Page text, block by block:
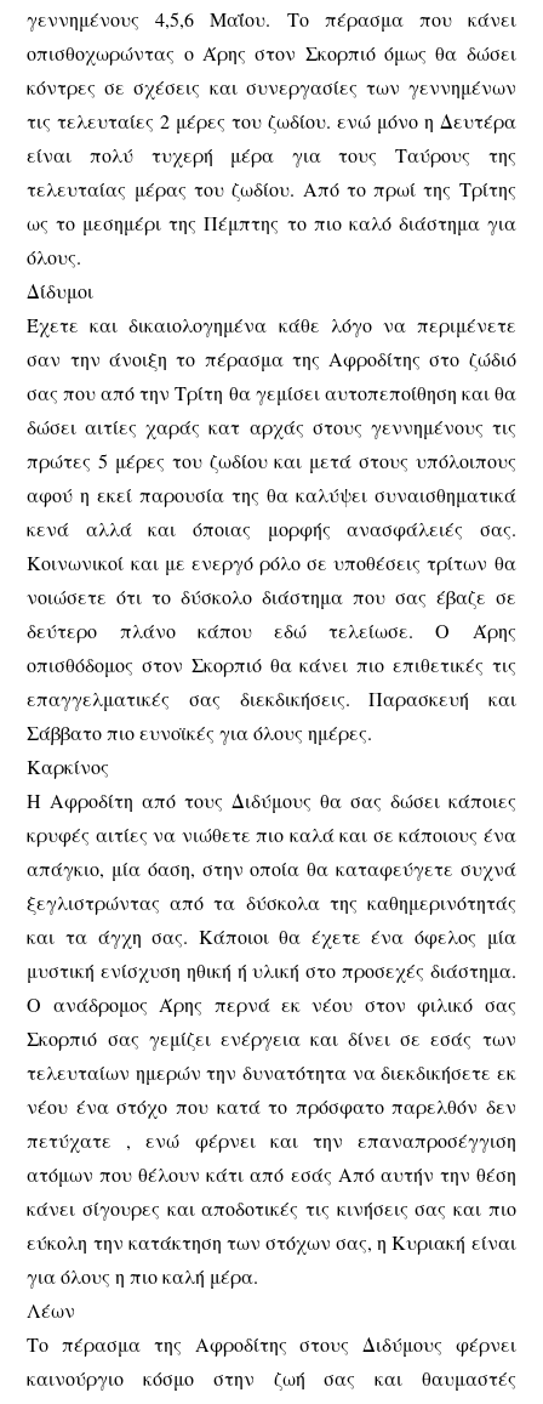
γεννημένους 4,5,6 Μαΐου. Το πέρασμα που κάνει
οπισθοχωρώντας ο Άρης στον Σκορπιό όμως θα δώσει
κόντρες σε σχέσεις και συνεργασίες των γεννημένων
τις τελευταίες 2 μέρες του ζωδίου. ενώ μόνο η Δευτέρα
είναι πολύ τυχερή μέρα για τους Ταύρους της
τελευταίας μέρας του ζωδίου. Από το πρωί της Τρίτης
ως το μεσημέρι της Πέμπτης το πιο καλό διάστημα για
όλους.
Δίδυμοι
Έχετε και δικαιολογημένα κάθε λόγο να περιμένετε
σαν την άνοιξη το πέρασμα της Αφροδίτης στο ζώδιό
σας που από την Τρίτη θα γεμίσει αυτοπεποίθηση και θα
δώσει αιτίες χαράς κατ αρχάς στους γεννημένους τις
πρώτες 5 μέρες του ζωδίου και μετά στους υπόλοιπους
αφού η εκεί παρουσία της θα καλύψει συναισθηματικά
κενά αλλά και όποιας μορφής ανασφάλειές σας.
Κοινωνικοί και με ενεργό ρόλο σε υποθέσεις τρίτων θα
νοιώσετε ότι το δύσκολο διάστημα που σας έβαζε σε
δεύτερο πλάνο κάπου εδώ τελείωσε. Ο Άρης
οπισθόδομος στον Σκορπιό θα κάνει πιο επιθετικές τις
επαγγελματικές σας διεκδικήσεις. Παρασκευή και
Σάββατο πιο ευνοϊκές για όλους ημέρες.
Καρκίνος
Η Αφροδίτη από τους Διδύμους θα σας δώσει κάποιες
κρυφές αιτίες να νιώθετε πιο καλά και σε κάποιους ένα
απάγκιο, μία όαση, στην οποία θα καταφεύγετε συχνά
ξεγλιστρώντας από τα δύσκολα της καθημερινότητάς
και τα άγχη σας. Κάποιοι θα έχετε ένα όφελος μία
μυστική ενίσχυση ηθική ή υλική στο προσεχές διάστημα.
Ο ανάδρομος Άρης περνά εκ νέου στον φιλικό σας
Σκορπιό σας γεμίζει ενέργεια και δίνει σε εσάς των
τελευταίων ημερών την δυνατότητα να διεκδικήσετε εκ
νέου ένα στόχο που κατά το πρόσφατο παρελθόν δεν
πετύχατε , ενώ φέρνει και την επαναπροσέγγιση
ατόμων που θέλουν κάτι από εσάς Από αυτήν την θέση
κάνει σίγουρες και αποδοτικές τις κινήσεις σας και πιο
εύκολη την κατάκτηση των στόχων σας, η Κυριακή είναι
για όλους η πιο καλή μέρα.
Λέων
Το πέρασμα της Αφροδίτης στους Διδύμους φέρνει
καινούργιο κόσμο στην ζωή σας και θαυμαστές